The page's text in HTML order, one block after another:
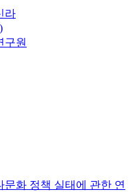
라
구원
화 정책 실태에 관한 연